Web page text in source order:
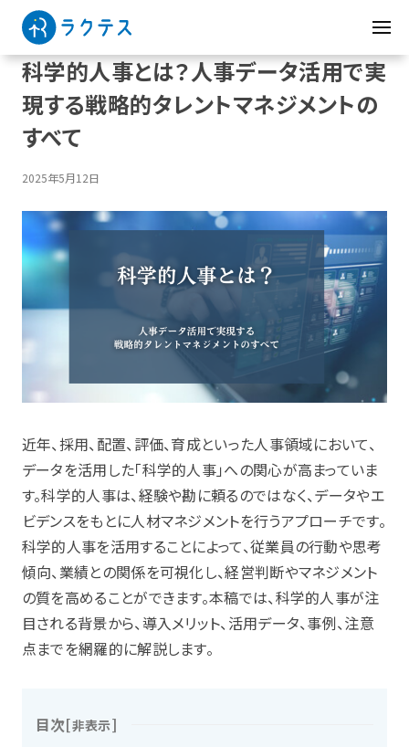
科学的人事とは？人事データ活用で実
現する戦略的タレントマネジメントの
すべて
2025年5月12日
近年、採用、配置、評価、育成といった人事領域において、
データを活用した「科学的人事」への関心が高まっていま
す。科学的人事は、経験や勘に頼るのではなく、データやエ
ビデンスをもとに人材マネジメントを行うアプローチです。
科学的人事を活用することによって、従業員の行動や思考
傾向、業績との関係を可視化し、経営判断やマネジメント
の質を高めることができます。本稿では、科学的人事が注
目される背景から、導入メリット、活用データ、事例、注意
点までを網羅的に解説します。
目次[非表示]